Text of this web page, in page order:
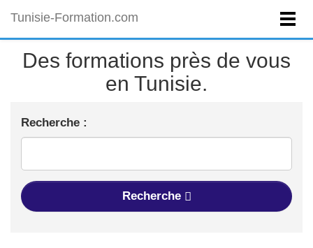
Tunisie-Formation.com
Des formations près de vous
en Tunisie.
Recherche :
Recherche